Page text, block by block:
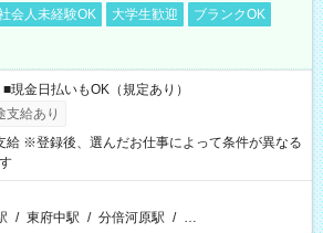
会人未経験OK 大学生歓迎
ブランクOK
金日払いもOK（規定あり）
支給あり
給 ※登録後、選んだお仕事によって条件が異なる
/ 東府中駅 / 分倍河原駅 / …